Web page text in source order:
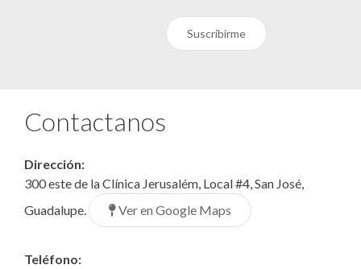
Suscribirme
Contactanos
Dirección:
300 este de la Clínica Jerusalém, Local #4, San José,
Guadalupe.
Ver en Google Maps
Teléfono: